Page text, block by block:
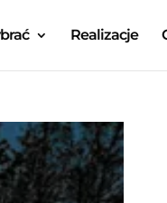
Realizacje